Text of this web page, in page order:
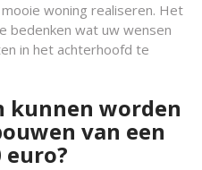
woning realiseren. Het
bedenken wat uw wensen
in het achterhoofd te
kunnen worden
van een
euro?